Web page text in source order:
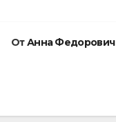
ОтАнна Федорович